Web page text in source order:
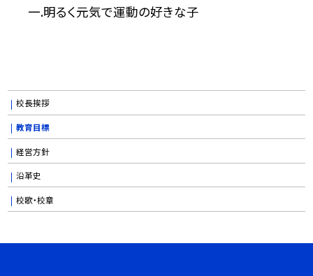
一.明るく元気で運動の好きな子
校長挨拶
教育目標
経営方針
沿革史
校歌・校章